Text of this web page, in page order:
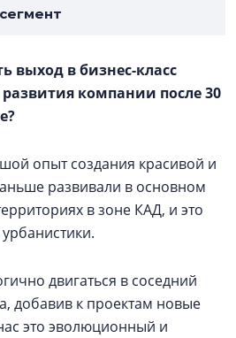
выход в бизнес-класс
компании после 30
опыт создания красивой и
развивали в основном
в зоне КАД, и это
двигаться в соседний
добавив к проектам новые
это эволюционный и